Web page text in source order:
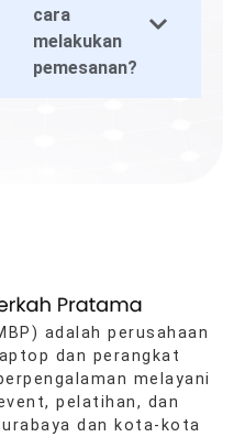
cara
melakukan
pemesanan?
adalah perusahaan
dan perangkat
melayani
pelatihan, dan
dan kota‑kota